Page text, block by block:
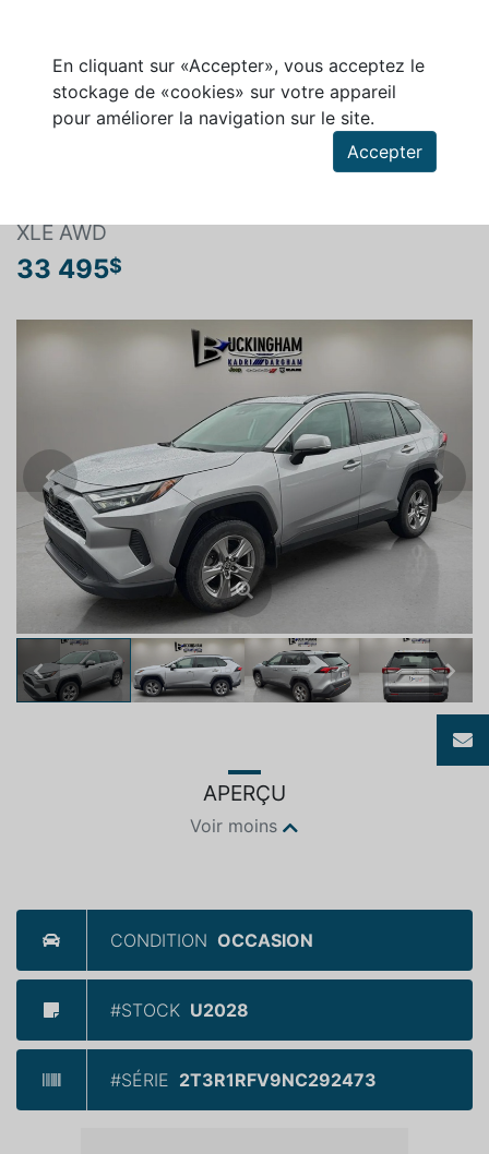
En cliquant sur «Accepter», vous acceptez le
stockage de «cookies» sur votre appareil
pour améliorer la navigation sur le site.
Accepter
XLE AWD
33 495$
Previous Next
Previous Next
APERÇU
Voir moins
CONDITION OCCASION
#STOCK U2028
#SÉRIE 2T3R1RFV9NC292473